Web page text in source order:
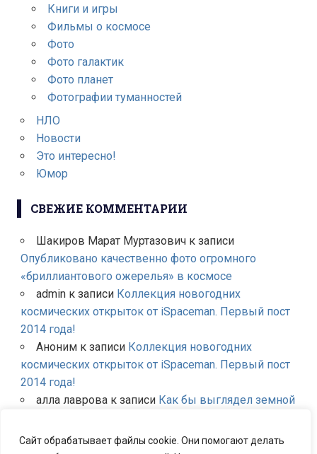
Сайт обрабатывает файлы cookie. Они помогают делать
Книги и игры
Фильмы о космосе
Фото
Фото галактик
Фото планет
Фотографии туманностей
НЛО
Новости
Это интересно!
Юмор
СВЕЖИЕ КОММЕНТАРИИ
Шакиров Марат Муртазовичк записи
Опубликовано качественно фото огромного
«бриллиантового ожерелья» в космосе
adminк записи Коллекция новогодних
космических открыток от iSpaceman. Первый пост
2014 года!
Анонимк записи Коллекция новогодних
космических открыток от iSpaceman. Первый пост
2014 года!
алла лавровак записи Как бы выглядел земной
планеты Солнечной системы?